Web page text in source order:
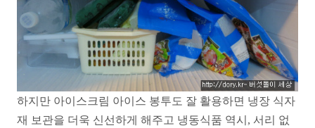
하지만 아이스크림 아이스 봉투도 잘 활용하면 냉장 식자
재 보관을 더욱 신선하게 해주고 냉동식품 역시, 서리 없